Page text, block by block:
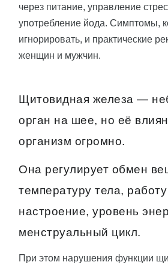
через питание, управление
употребление йода. Симптомы,
игнорировать, и практические
женщин и мужчин.
Щитовидная железа —
орган на шее, но её
организм огромно.
Она регулирует обмен
температуру тела,
настроение, уровень
менструальный цикл.
При этом нарушения функции